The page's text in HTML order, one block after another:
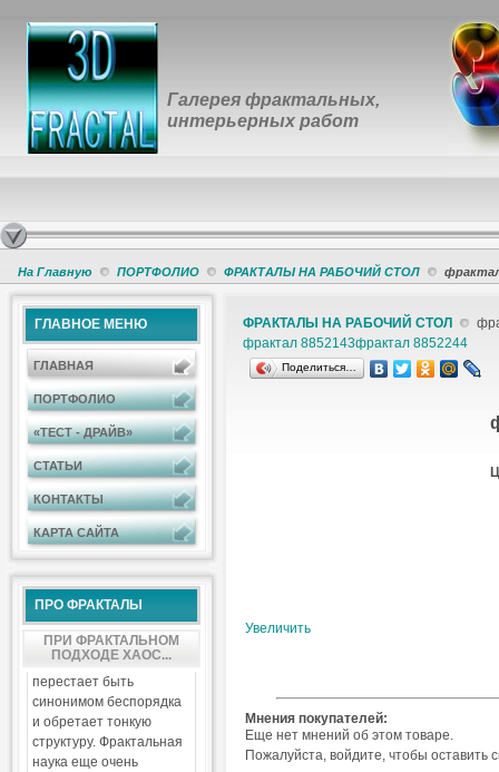
Галерея фрактальных,
интерьерных работ
На Главную ПОРТФОЛИО ФРАКТАЛЫ НА РАБОЧИЙ СТОЛ
ГЛАВНОЕ МЕНЮ
ГЛАВНАЯ
ПОРТФОЛИО
«ТЕСТ - ДРАЙВ»
СТАТЬИ
КОНТАКТЫ
КАРТА САЙТА
ПРО ФРАКТАЛЫ
ПРИ ФРАКТАЛЬНОМ
ПОДХОДЕ ХАОС...
перестает быть
синонимом беспорядка
и обретает тонкую
структуру. Фрактальная
наука еще очень
ФРАКТАЛЫ НА РАБОЧИЙ СТОЛ
фрактал 8852143фрактал 8852244
Поделиться…
Увеличить
Мнения покупателей:
Еще нет мнений об этом товаре.
Пожалуйста, войдите, чтобы оставить